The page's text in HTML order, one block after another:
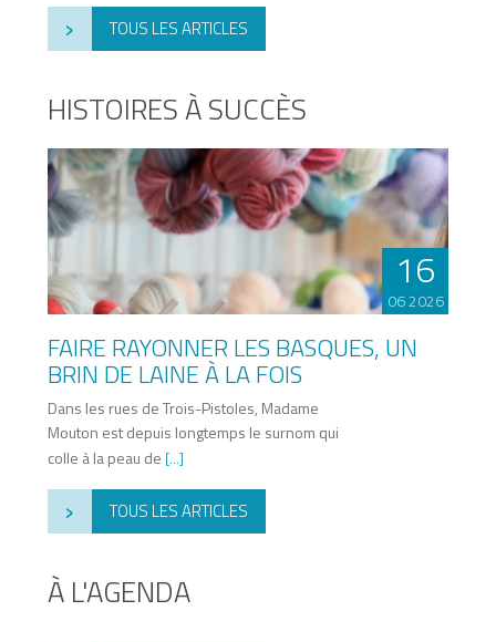
› TOUS LES ARTICLES
HISTOIRES À SUCCÈS
16
06 2026
FAIRE RAYONNER LES BASQUES, UN
BRIN DE LAINE À LA FOIS
Dans les rues de Trois-Pistoles, Madame
Mouton est depuis longtemps le surnom qui
colle à la peau de [...]
› TOUS LES ARTICLES
À L'AGENDA